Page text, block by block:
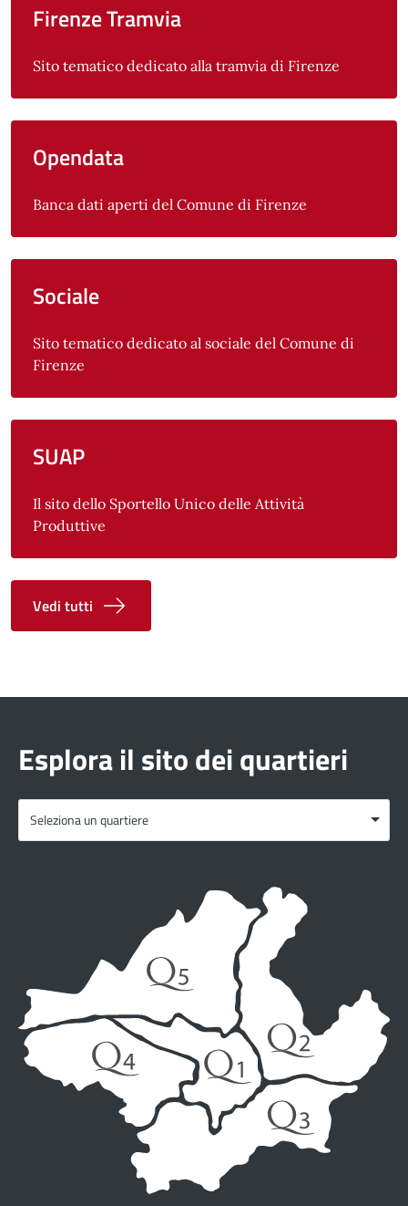
Firenze Tramvia
Sito tematico dedicato alla tramvia di Firenze
Opendata
Banca dati aperti del Comune di Firenze
Sociale
Sito tematico dedicato al sociale del Comune di
Firenze
SUAP
Il sito dello Sportello Unico delle Attività
Produttive
Vedi tutti
Esplora il sito dei quartieri
Seleziona un quartiere